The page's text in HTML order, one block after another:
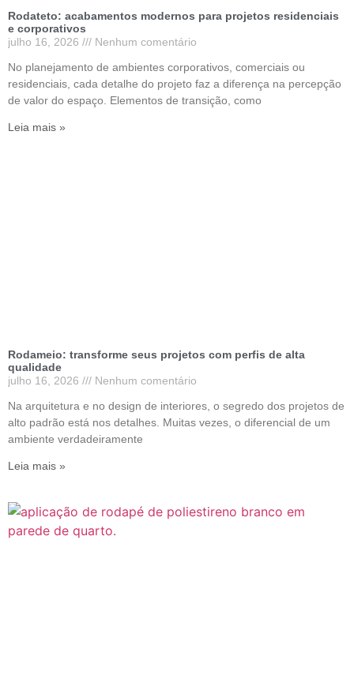
Rodateto: acabamentos modernos para projetos residenciais
e corporativos
julho 16, 2026
Nenhum comentário
No planejamento de ambientes corporativos, comerciais ou
residenciais, cada detalhe do projeto faz a diferença na percepção
de valor do espaço. Elementos de transição, como
Leia mais »
Rodameio: transforme seus projetos com perfis de alta
qualidade
julho 16, 2026
Nenhum comentário
Na arquitetura e no design de interiores, o segredo dos projetos de
alto padrão está nos detalhes. Muitas vezes, o diferencial de um
ambiente verdadeiramente
Leia mais »